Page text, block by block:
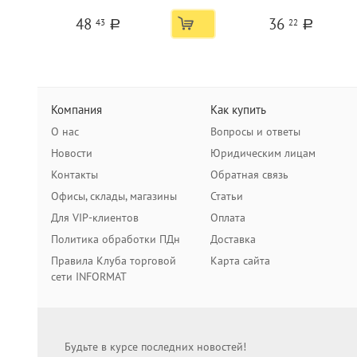
DIMENSION Обществознание
мелованный картон, запечатка
48 43 a
КОСМОКОТИК
мелованный
36 22 a
Компания
О нас
Новости
Контакты
Офисы, склады, магазины
Для VIP-клиентов
Политика обработки ПДн
Правила Клуба торговой
сети INFORMAT
Как купить
Вопросы и ответы
Юридическим лицам
Обратная связь
Статьи
Оплата
Доставка
Карта сайта
Будьте в курсе последних новостей!